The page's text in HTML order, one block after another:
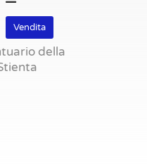
Vendita
della